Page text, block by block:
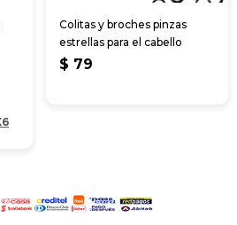
Colitas y broches pinzas
estrellas para el cabello
$ 79